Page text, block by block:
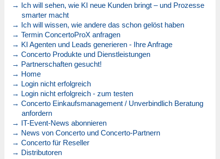
→ Ich will sehen, wie KI neue Kunden bringt – und Prozesse
smarter macht
→ Ich will wissen, wie andere das schon gelöst haben
→ Termin ConcertoProX anfragen
→ KI Agenten und Leads generieren - Ihre Anfrage
→ Concerto Produkte und Dienstleistungen
→ Partnerschaften gesucht!
→ Home
→ Login nicht erfolgreich
→ Login nicht erfolgreich - zum testen
→ Concerto Einkaufsmanagement / Unverbindlich Beratung
anfordern
→ IT-Event-News abonnieren
→ News von Concerto und Concerto-Partnern
→ Concerto für Reseller
→ Distributoren